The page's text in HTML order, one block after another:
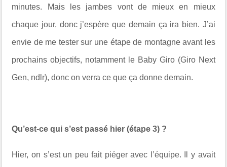
minutes. Mais les jambes vont de mieux en mieux
chaque jour, donc j’espère que demain ça ira bien. J’ai
envie de me tester sur une étape de montagne avant les
prochains objectifs, notamment le Baby Giro (Giro Next
Gen, ndlr), donc on verra ce que ça donne demain.
Qu’est-ce qui s’est passé hier (étape 3) ?
Hier, on s’est un peu fait piéger avec l’équipe. Il y avait